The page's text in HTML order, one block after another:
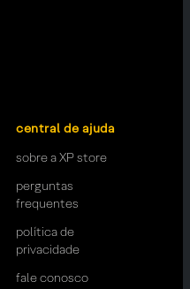
central de ajuda
sobre a XP store
perguntas
frequentes
política de
privacidade
fale conosco